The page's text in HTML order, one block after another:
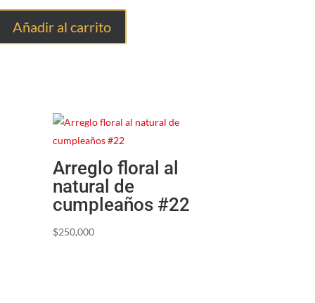
Añadir al carrito
Arreglo floral al
natural de
cumpleaños #22
$250,000